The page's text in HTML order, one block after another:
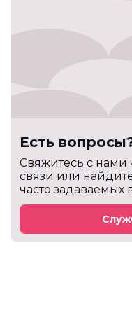
Есть
Cвяжитесь с нами
связи или
часто задаваемых